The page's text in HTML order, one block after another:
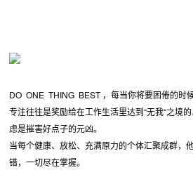
DO ONE THING BEST ，每当你将要困倦的时
专注往往是奖励给在工作生活里达到“无我“之境
虑是摧害好点子的元凶。
当每个健康、放松、充满原力的个体汇聚成群，
错，一切尽在掌握。